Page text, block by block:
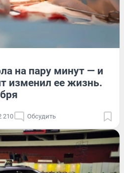
на пару минут — и
изменил ее жизнь.
210 Обсудить